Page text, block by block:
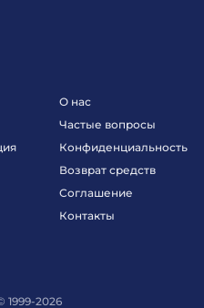
О нас
Частые вопросы
Конфиденциальность
Возврат средств
Соглашение
Контакты
1999-2026